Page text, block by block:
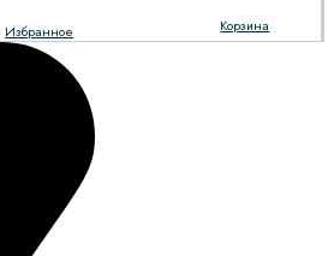
Корзина
Избранное